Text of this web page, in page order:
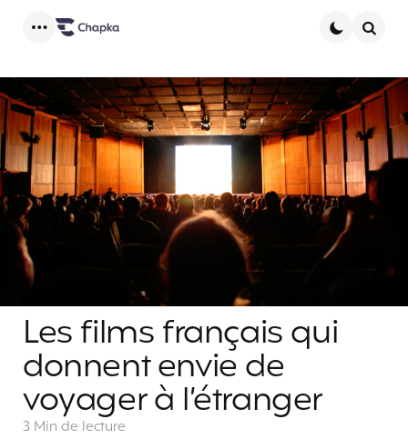
Les films français qui
donnent envie de
voyager à l’étranger
3 Min de lecture